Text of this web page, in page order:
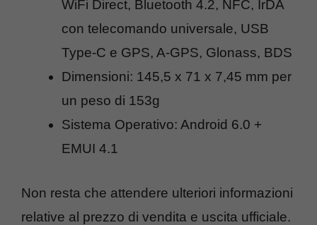
WiFi Direct, Bluetooth 4.2, NFC, IrDA
con telecomando universale, USB
Type-C e GPS, A-GPS, Glonass, BDS
Dimensioni: 145,5 x 71 x 7,45 mm per
un peso di 153g
Sistema Operativo: Android 6.0 +
EMUI 4.1
Non resta che attendere ulteriori informazioni
relative al prezzo di vendita e uscita ufficiale.